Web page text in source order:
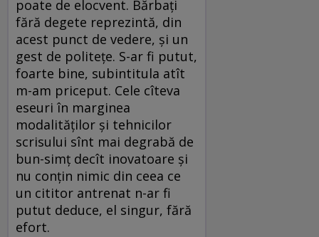
poate de elocvent. Bărbați
fără degete reprezintă, din
acest punct de vedere, și un
gest de politețe. S-ar fi putut,
foarte bine, subintitula atît
m-am priceput. Cele cîteva
eseuri în marginea
modalităților și tehnicilor
scrisului sînt mai degrabă de
bun-simț decît inovatoare și
nu conțin nimic din ceea ce
un cititor antrenat n-ar fi
putut deduce, el singur, fără
efort.